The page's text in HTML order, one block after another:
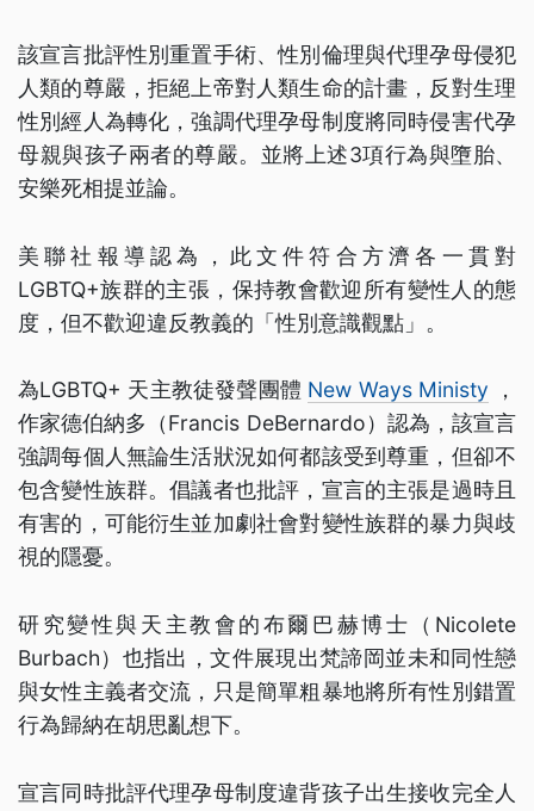
該宣言批評性別重置手術、性別倫理與代理孕母侵犯
人類的尊嚴，拒絕上帝對人類生命的計畫，反對生理
性別經人為轉化，強調代理孕母制度將同時侵害代孕
母親與孩子兩者的尊嚴。並將上述3項行為與墮胎、
安樂死相提並論。
美聯社報導認為，此文件符合方濟各一貫對
LGBTQ+族群的主張，保持教會歡迎所有變性人的態
度，但不歡迎違反教義的「性別意識觀點」。
為LGBTQ+ 天主教徒發聲團體 New Ways Ministy ，
作家德伯納多（Francis DeBernardo）認為，該宣言
強調每個人無論生活狀況如何都該受到尊重，但卻不
包含變性族群。倡議者也批評，宣言的主張是過時且
有害的，可能衍生並加劇社會對變性族群的暴力與歧
視的隱憂。
研究變性與天主教會的布爾巴赫博士（Nicolete
Burbach）也指出，文件展現出梵諦岡並未和同性戀
與女性主義者交流，只是簡單粗暴地將所有性別錯置
行為歸納在胡思亂想下。
宣言同時批評代理孕母制度違背孩子出生接收完全人